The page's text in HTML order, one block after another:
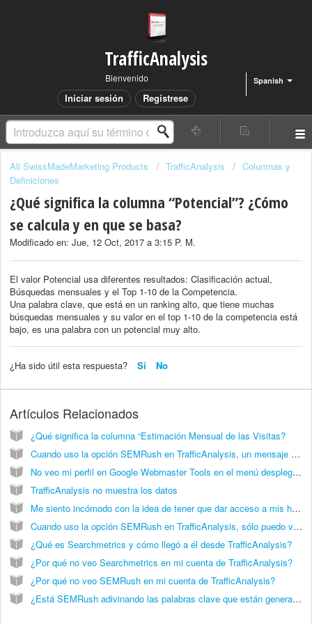
TrafficAnalysis
Spanish
Bienvenido
Iniciar sesión Regístrese
All SwissMadeMarketing Products TrafficAnalysis
Columnas y
Definiciones
¿Qué significa la columna “Potencial”? ¿Cómo
se calcula y en que se basa?
Modificado en: Jue, 12 Oct, 2017 a 3:15 P. M.
El valor Potencial usa diferentes resultados: Clasificación actual,
Búsquedas mensuales y el Top 1-10 de la Competencia.
Una palabra clave, que está en un ranking alto, que tiene muchas
búsquedas mensuales y su valor en el top 1-10 de la competencia está
bajo, es una palabra con un potencial muy alto.
¿Ha sido útil esta respuesta? Sí No
Artículos Relacionados
¿Qué significa la columna “Estimación Mensual de las Visitas?
Cuando uso la opción SEMRush en TrafficAnalysis, un mensaje me dice que he llegado al límite de las 1000 palabras clave pero se que no es llegado al límite de las 1000 palabras clave.
No veo mi perfil en Google Webmaster Tools en el menú desplegable
TrafficAnalysis no muestra los datos
Me siento incómodo con la idea de tener que dar acceso a mis herramientas. ¿Hay alguna manera de usar otro perfil sin que tenga que compartir mis accesos para las herramientas Webmaster Tools y Google Analytics?
Cuando uso la opción SEMRush en TrafficAnalysis, sólo puedo ver una palabra clave para mi dominio en TrafficAnalysis.
¿Qué es Searchmetrics y cómo llegó a él desde TrafficAnalysis?
¿Por qué no veo Searchmetrics en mi cuenta de TrafficAnalysis?
¿Por qué no veo SEMRush en mi cuenta de TrafficAnalysis?
¿Está SEMRush adivinando las palabras clave que están generado tráfico en la página web (y no están visibles en Google Analytics) o si está trabajando con los datos de Google Analytics?